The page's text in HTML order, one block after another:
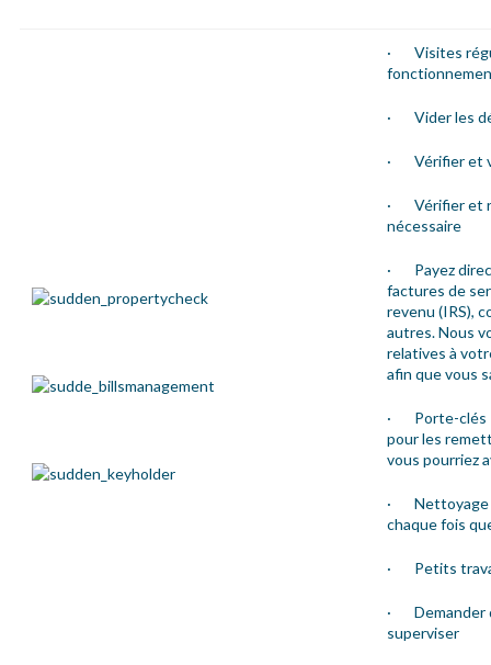
· Visites
· Vider les
· Vérifier et
· Vérifier et
nécessaire
· Payez
factures de
revenu (IRS),
autres. Nous
relatives à
afin que vous
· Porte-clés –
pour les
vous pourriez
· Nettoyage
chaque fois
· Petits
· Demander
superviser